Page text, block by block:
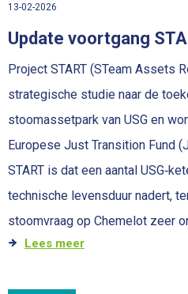
13-02-2026
Update voortgang
Project START (STeam Assets
strategische studie naar de
stoomassetpark van USG en
Europese Just Transition Fund
START is dat een aantal
technische levensduur nadert,
stoomvraag op Chemelot zeer
Lees meer